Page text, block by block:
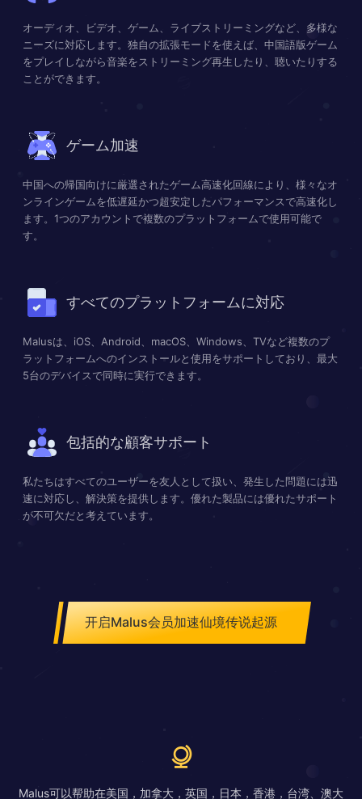
オーディオ、ビデオ、ゲーム、ライブストリーミングなど、多様な
ニーズに対応します。独自の拡張モードを使えば、中国語版ゲーム
をプレイしながら音楽をストリーミング再生したり、聴いたりする
ことができます。
ゲーム加速
中国への帰国向けに厳選されたゲーム高速化回線により、様々なオ
ンラインゲームを低遅延かつ超安定したパフォーマンスで高速化し
ます。1つのアカウントで複数のプラットフォームで使用可能で
す。
すべてのプラットフォームに対応
Malusは、iOS、Android、macOS、Windows、TVなど複数のプ
ラットフォームへのインストールと使用をサポートしており、最大
5台のデバイスで同時に実行できます。
包括的な顧客サポート
私たちはすべてのユーザーを友人として扱い、発生した問題には迅
速に対応し、解決策を提供します。優れた製品には優れたサポート
が不可欠だと考えています。
开启Malus会员加速仙境传说起源
Malus可以帮助在美国，加拿大，英国，日本，香港，台湾、澳大